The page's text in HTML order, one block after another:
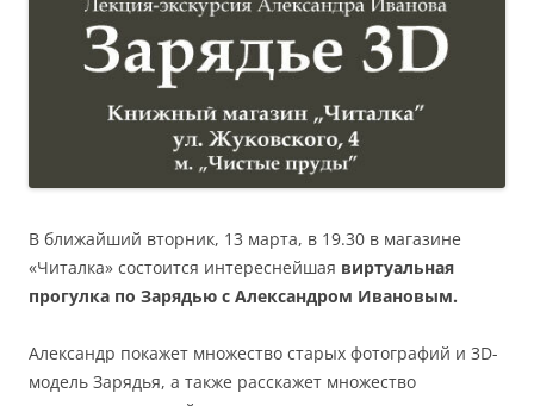
В ближайший вторник, 13 марта, в 19.30 в магазине
«Читалка» состоится интереснейшая виртуальная
прогулка по Зарядью с Александром Ивановым.
Александр покажет множество старых фотографий и 3D-
модель Зарядья, а также расскажет множество